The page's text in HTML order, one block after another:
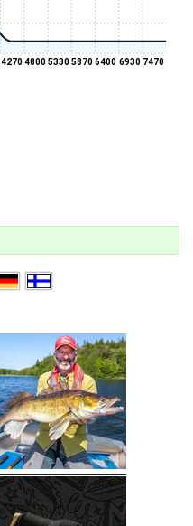
42704800533058706400 6930 7470